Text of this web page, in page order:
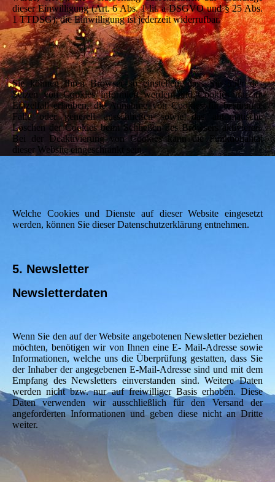
dieser Einwilligung (Art. 6 Abs. 1 lit. a DSGVO und § 25 Abs.
1 TTDSG); die Einwilligung ist jederzeit widerrufbar.
Sie können Ihren Browser so einstellen, dass Sie über das
Setzen von Cookies informiert werden und Cookies nur im
Einzelfall erlauben, die Annahme von Cookies für bestimmte
Fälle oder generell ausschließen sowie das automatische
Löschen der Cookies beim Schließen des Browsers aktivieren.
Bei der Deaktivierung von Cookies kann die Funktionalität
dieser Website eingeschränkt sein.
Welche Cookies und Dienste auf dieser Website eingesetzt
werden, können Sie dieser Datenschutzerklärung entnehmen.
5. Newsletter
Newsletterdaten
Wenn Sie den auf der Website angebotenen Newsletter beziehen
möchten, benötigen wir von Ihnen eine E- Mail-Adresse sowie
Informationen, welche uns die Überprüfung gestatten, dass Sie
der Inhaber der angegebenen E-Mail-Adresse sind und mit dem
Empfang des Newsletters einverstanden sind. Weitere Daten
werden nicht bzw. nur auf freiwilliger Basis erhoben. Diese
Daten verwenden wir ausschließlich für den Versand der
angeforderten Informationen und geben diese nicht an Dritte
weiter.